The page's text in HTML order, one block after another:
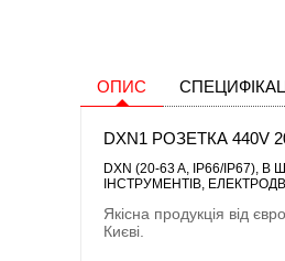
ОПИС
DXN1 РОЗЕТКА 440V
DXN (20-63 A, IP66/IP67), В
ІНСТРУМЕНТІВ,
Якісна продукція від
Києві.